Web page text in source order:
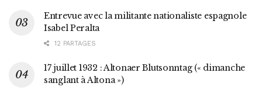
Entrevue avec la militante nationaliste espagnole
Isabel Peralta
12 PARTAGES
17 juillet 1932 : Altonaer Blutsonntag (« dimanche
sanglant à Altona »)